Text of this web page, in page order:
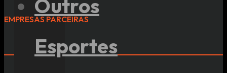
Outros
Esportes
EMPRESAS PARCEIRAS